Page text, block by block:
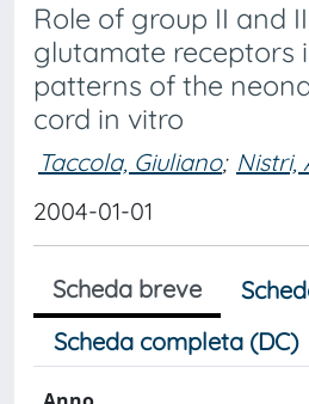
Role of group II and
glutamate receptors
patterns of the
cord in vitro
Taccola, Giuliano; Nistri,
2004-01-01
Scheda breve
Scheda completa (DC)